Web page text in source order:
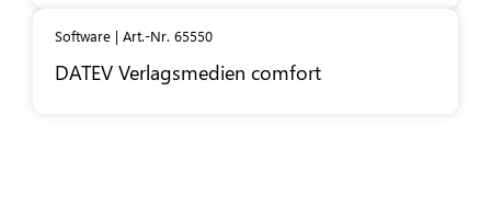
Software | Art.-Nr. 65550
DATEV Verlagsmedien comfort